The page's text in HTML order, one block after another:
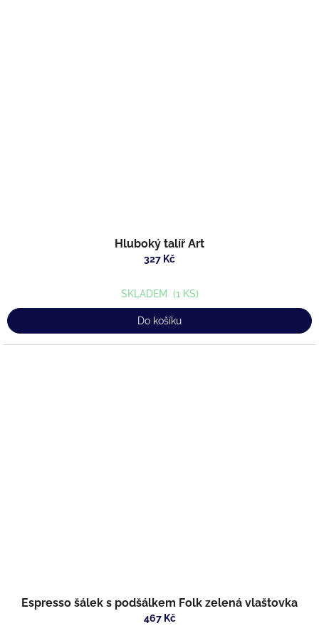
Hluboký talíř Art
327 Kč
SKLADEM (1 KS)
Do košíku
Espresso šálek s podšálkem Folk zelená vlaštovka
467 Kč